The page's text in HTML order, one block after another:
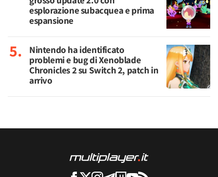
esplorazione subacquea e prima
espansione
Nintendo ha identificato
problemi e bug di Xenoblade
Chronicles 2 su Switch 2, patch in
arrivo